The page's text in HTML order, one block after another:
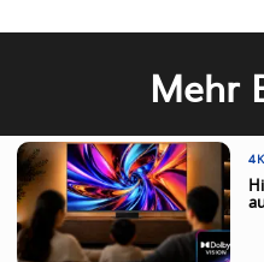
Mehr